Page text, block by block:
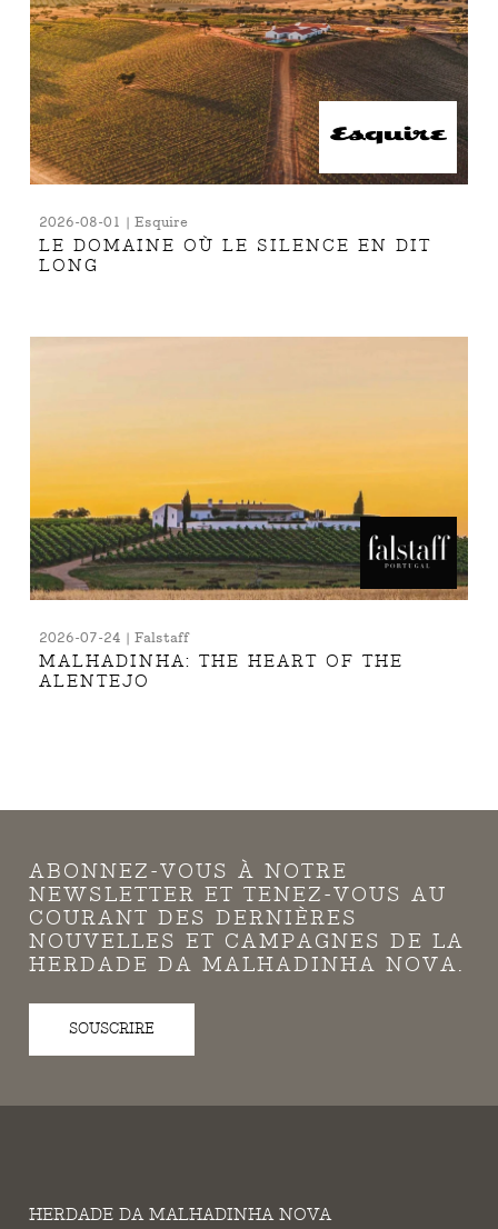
2026-08-01 | Esquire
LE DOMAINE OÙ LE SILENCE EN DIT
LONG
2026-07-24 | Falstaff
MALHADINHA: THE HEART OF THE
ALENTEJO
ABONNEZ-VOUS À NOTRE
NEWSLETTER ET TENEZ-VOUS AU
COURANT DES DERNIÈRES
NOUVELLES ET CAMPAGNES DE LA
HERDADE DA MALHADINHA NOVA.
SOUSCRIRE
HERDADE DA MALHADINHA NOVA